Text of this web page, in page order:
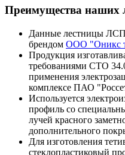
Преимущества наших
Данные лестницы
брендом ООО "Оникс
Продукция
требованиями СТО
применения
комплексе ПАО
Используется
профиль со
лучей красного
дополнительного
Для изготовления
стеклопластиковый